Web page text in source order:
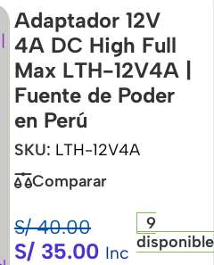
Adaptador 12V
4A DC High Full
Max LTH-12V4A |
Fuente de Poder
en Perú
SKU: LTH-12V4A
Comparar
S/40.00
S/ 35.00 Inc
9